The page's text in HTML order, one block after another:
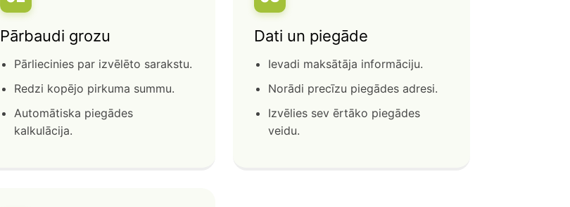
Pārbaudi grozu
Pārliecinies par izvēlēto sarakstu.
Redzi kopējo pirkuma summu.
Automātiska piegādes
kalkulācija.
Dati un piegāde
Ievadi maksātāja informāciju.
Norādi precīzu piegādes adresi.
Izvēlies sev ērtāko piegādes
veidu.